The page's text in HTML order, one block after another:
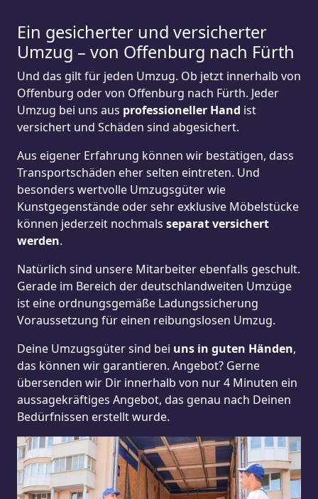
Ein gesicherter und versicherter
Umzug – von Offenburg nach Fürth
Und das gilt für jeden Umzug. Ob jetzt innerhalb von
Offenburg oder von Offenburg nach Fürth. Jeder
Umzug bei uns aus professioneller Hand ist
versichert und Schäden sind abgesichert.
Aus eigener Erfahrung können wir bestätigen, dass
Transportschäden eher selten eintreten. Und
besonders wertvolle Umzugsgüter wie
Kunstgegenstände oder sehr exklusive Möbelstücke
können jederzeit nochmals separat versichert
werden.
Natürlich sind unsere Mitarbeiter ebenfalls geschult.
Gerade im Bereich der deutschlandweiten Umzüge
ist eine ordnungsgemäße Ladungssicherung
Voraussetzung für einen reibungslosen Umzug.
Deine Umzugsgüter sind bei uns in guten Händen,
das können wir garantieren. Angebot? Gerne
übersenden wir Dir innerhalb von nur 4 Minuten ein
aussagekräftiges Angebot, das genau nach Deinen
Bedürfnissen erstellt wurde.